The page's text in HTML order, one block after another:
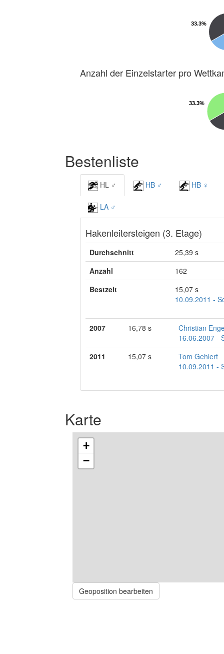
33.3%
33.3%
Anzahl der Einzelstarter pro
33.3%
33.3%
Bestenliste
HL ♂ HB ♂ HB ♀
LA ♂
Hakenleitersteigen (3. Etage)
Durchschnitt
25,39 s
Anzahl
162
Bestzeit
15,07 s
10.09.2011 -
2007 16,78 s
Christian
16.06.2007 -
2011
15,07 s
Tom Gehlert
10.09.2011 -
Karte
+
−
Geoposition bearbeiten